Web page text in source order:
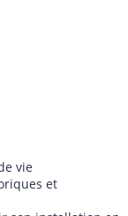
vie
et